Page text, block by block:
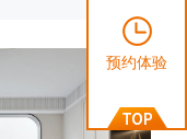
预约体验